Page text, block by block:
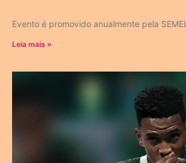
Evento é promovido anualmente pela SEMEL
Leia mais »